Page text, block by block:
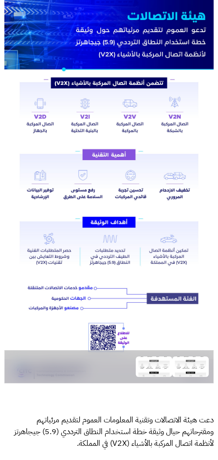
دعت هيئة الاتصالات وتقنية المعلومات العموم لتقديم مرئياتهم
ومقترحاتهم حيال وثيقة خطة استخدام النطاق الترددي (5.9) جيجاهرتز
لأنظمة اتصال المركبة بالأشياء (V2X) في المملكة.